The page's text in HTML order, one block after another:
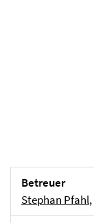
Betreuer
Stephan Pfahl,